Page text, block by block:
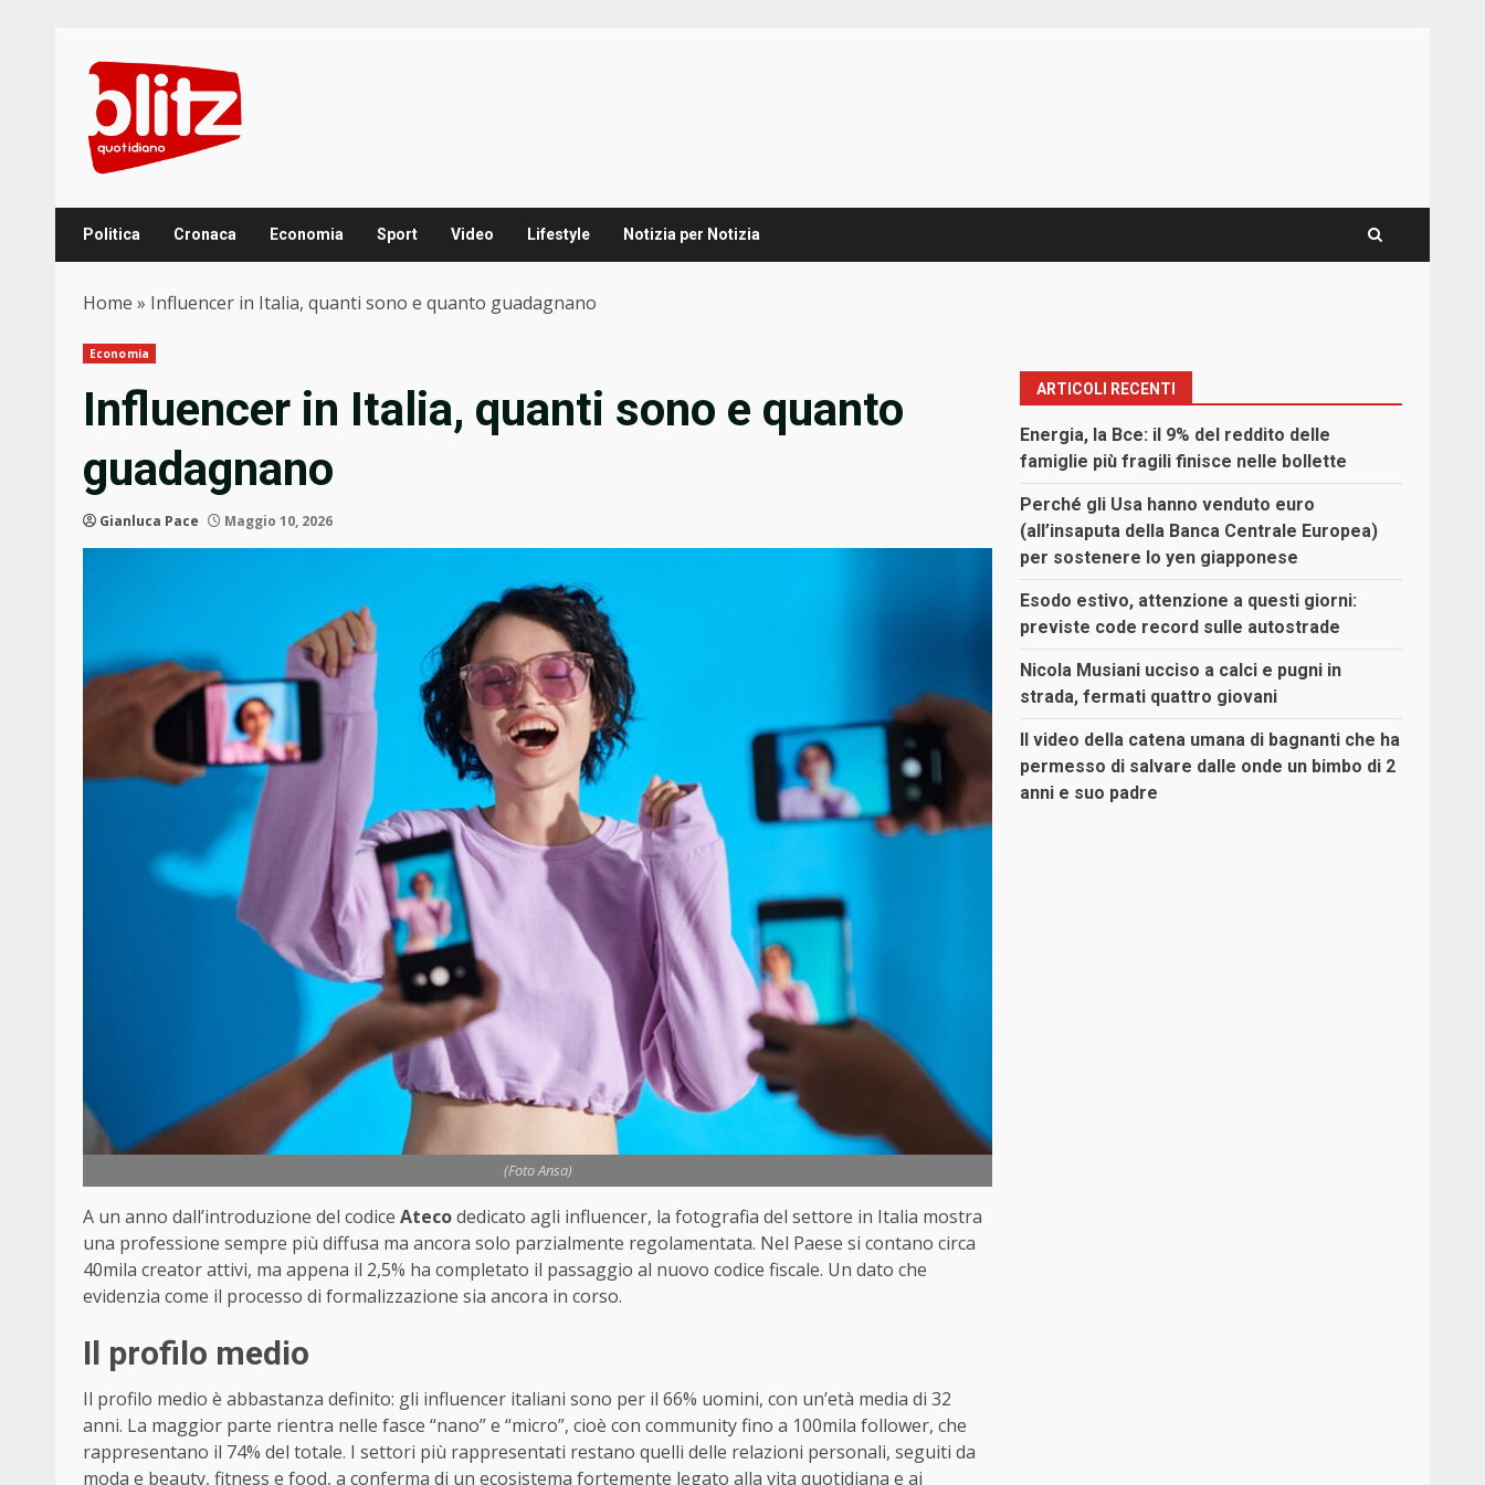
content
Politica Cronaca Economia Sport Video Lifestyle Notizia per Notizia
Home » Influencer in Italia, quanti sono e quanto guadagnano
Economia
Influencer in Italia, quanti sono e quanto
guadagnano
Gianluca Pace Maggio 10, 2026
(Foto Ansa)
A un anno dall’introduzione del codice Atecodedicato agli influencer, la fotografia del settore in Italia mostra
una professione sempre più diffusa ma ancora solo parzialmente regolamentata. Nel Paese si contano circa
40mila creator attivi, ma appena il 2,5% ha completato il passaggio al nuovo codice fiscale. Un dato che
evidenzia come il processo di formalizzazione sia ancora in corso.
Il profilo medio
Il profilo medio è abbastanza definito: gli influencer italiani sono per il 66% uomini, con un’età media di 32
anni. La maggior parte rientra nelle fasce “nano” e “micro”, cioè con community fino a 100mila follower, che
rappresentano il 74% del totale. I settori più rappresentati restano quelli delle relazioni personali, seguiti da
moda e beauty, fitness e food, a conferma di un ecosistema fortemente legato alla vita quotidiana e ai
ARTICOLI RECENTI
Energia, la Bce: il 9% del reddito delle
famiglie più fragili finisce nelle bollette
Perché gli Usa hanno venduto euro
(all’insaputa della Banca Centrale Europea)
per sostenere lo yen giapponese
Esodo estivo, attenzione a questi giorni:
previste code record sulle autostrade
Nicola Musiani ucciso a calci e pugni in
strada, fermati quattro giovani
Il video della catena umana di bagnanti che ha
permesso di salvare dalle onde un bimbo di 2
anni e suo padre